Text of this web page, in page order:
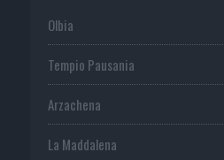
Olbia
Tempio Pausania
Arzachena
La Maddalena